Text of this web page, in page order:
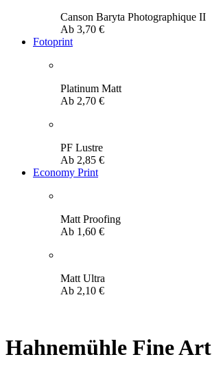
Canson Baryta Photographique II
Ab 3,70 €
Fotoprint
Platinum Matt
Ab 2,70 €
PF Lustre
Ab 2,85 €
Economy Print
Matt Proofing
Ab 1,60 €
Matt Ultra
Ab 2,10 €
Hahnemühle Fine Art